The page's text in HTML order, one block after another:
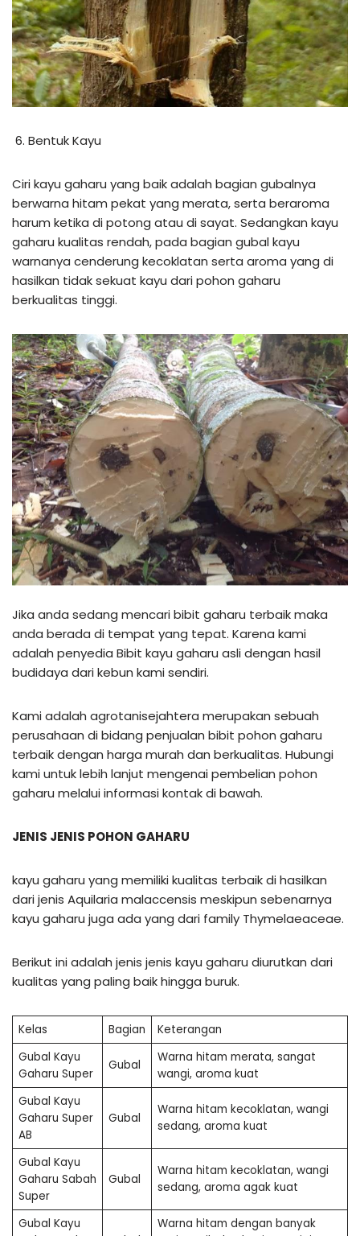
Bentuk Kayu
Ciri kayu gaharu yang baik adalah bagian gubalnya
berwarna hitam pekat yang merata, serta beraroma
harum ketika di potong atau di sayat. Sedangkan kayu
gaharu kualitas rendah, pada bagian gubal kayu
warnanya cenderung kecoklatan serta aroma yang di
hasilkan tidak sekuat kayu dari pohon gaharu
berkualitas tinggi.
Jika anda sedang mencari bibit gaharu terbaik maka
anda berada di tempat yang tepat. Karena kami
adalah penyedia Bibit kayu gaharu asli dengan hasil
budidaya dari kebun kami sendiri.
Kami adalah agrotanisejahtera merupakan sebuah
perusahaan di bidang penjualan bibit pohon gaharu
terbaik dengan harga murah dan berkualitas. Hubungi
kami untuk lebih lanjut mengenai pembelian pohon
gaharu melalui informasi kontak di bawah.
JENIS JENIS POHON GAHARU
kayu gaharu yang memiliki kualitas terbaik di hasilkan
dari jenis Aquilaria malaccensis meskipun sebenarnya
kayu gaharu juga ada yang dari family Thymelaeaceae.
Berikut ini adalah jenis jenis kayu gaharu diurutkan dari
kualitas yang paling baik hingga buruk.
Kelas Bagian
Keterangan
Gubal Kayu
Gaharu Super
Gubal
Warna hitam merata, sangat
wangi, aroma kuat
Gubal Kayu
Gaharu Super
AB
Gubal
Warna hitam kecoklatan, wangi
sedang, aroma kuat
Gubal Kayu
Gaharu Sabah
Super
Gubal
Warna hitam kecoklatan, wangi
sedang, aroma agak kuat
Gubal Kayu
Warna hitam dengan banyak